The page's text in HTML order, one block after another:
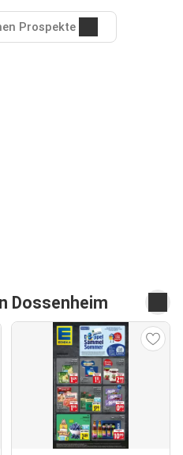
Prospekte
Dossenheim